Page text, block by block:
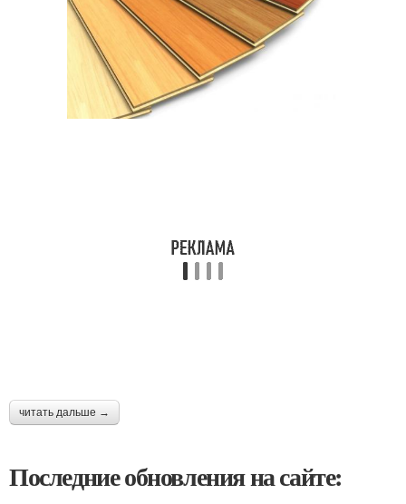
читать дальше →
Последние обновления на сайте: